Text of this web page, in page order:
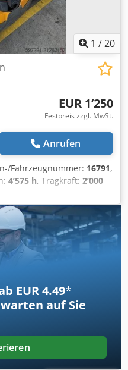
1 /20
EUR 1’250
Festpreis zzgl. MwSt.
Anrufen
Fahrzeugnummer: 16791,
4’575 h, Tragkraft: 2’000
Sonstige, Bauhöhe:
V, Gabellänge: 1’150 mm
Crodpfxjyk N Iqj Ahgjf
Details: 24 V, 2 TPzS,
EUR 4.49*
auf Sie